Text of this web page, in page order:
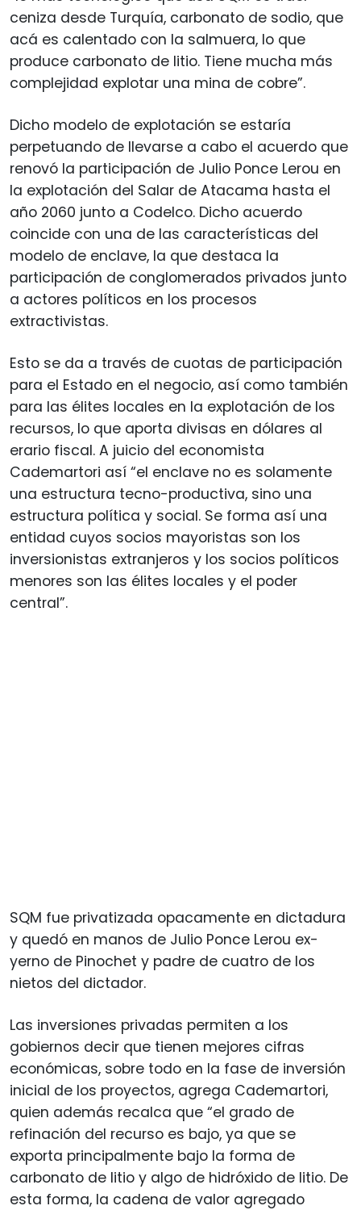
ceniza desde Turquía, carbonato de sodio, que
acá es calentado con la salmuera, lo que
produce carbonato de litio. Tiene mucha más
complejidad explotar una mina de cobre”.
Dicho modelo de explotación se estaría
perpetuando de llevarse a cabo el acuerdo que
renovó la participación de Julio Ponce Lerou en
la explotación del Salar de Atacama hasta el
año 2060 junto a Codelco. Dicho acuerdo
coincide con una de las características del
modelo de enclave, la que destaca la
participación de conglomerados privados junto
a actores políticos en los procesos
extractivistas.
Esto se da a través de cuotas de participación
para el Estado en el negocio, así como también
para las élites locales en la explotación de los
recursos, lo que aporta divisas en dólares al
erario fiscal. A juicio del economista
Cademartori así “el enclave no es solamente
una estructura tecno-productiva, sino una
estructura política y social. Se forma así una
entidad cuyos socios mayoristas son los
inversionistas extranjeros y los socios políticos
menores son las élites locales y el poder
central”.
SQM fue privatizada opacamente en dictadura
y quedó en manos de Julio Ponce Lerou ex-
yerno de Pinochet y padre de cuatro de los
nietos del dictador.
Las inversiones privadas permiten a los
gobiernos decir que tienen mejores cifras
económicas, sobre todo en la fase de inversión
inicial de los proyectos, agrega Cademartori,
quien además recalca que “el grado de
refinación del recurso es bajo, ya que se
exporta principalmente bajo la forma de
carbonato de litio y algo de hidróxido de litio. De
esta forma, la cadena de valor agregado